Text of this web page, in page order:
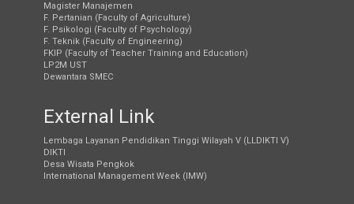
Magister Manajemen
F. Pertanian (Faculty of Agriculture)
F. Psikologi (Faculty of Psychology)
F. Teknik (Faculty of Engineering)
FKIP (Faculty of Teacher Training and Education)
LP2M UST
Dewantara SMEC
External Link
Lembaga Layanan Pendidikan Tinggi Wilayah V (LLDIKTI V)
DIKTI
Desa Wisata Pengkok
International Management Week (IMW)